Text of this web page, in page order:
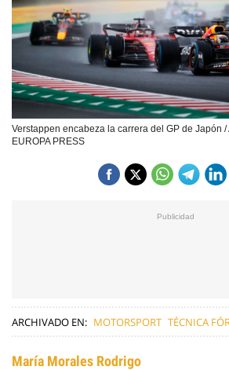
Verstappen encabeza la carrera del GP de Japón /
EUROPA PRESS
ARCHIVADO EN: MOTORSPORT TÉCNICA
María Morales Rodrigo